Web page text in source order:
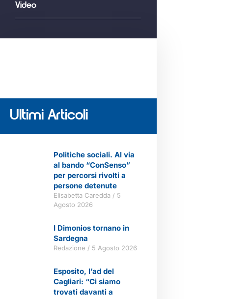
Video
Ultimi Articoli
Politiche sociali. Al via
al bando “ConSenso”
per percorsi rivolti a
persone detenute
Elisabetta Caredda
5
Agosto 2026
I Dimonios tornano in
Sardegna
Redazione 5 Agosto 2026
Esposito, l’ad del
Cagliari: “Ci siamo
trovati davanti a